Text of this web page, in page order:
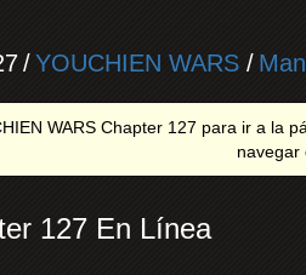
/YOUCHIEN WARS /
WARS Chapter 127 para ir a la
navegar
127 En Línea